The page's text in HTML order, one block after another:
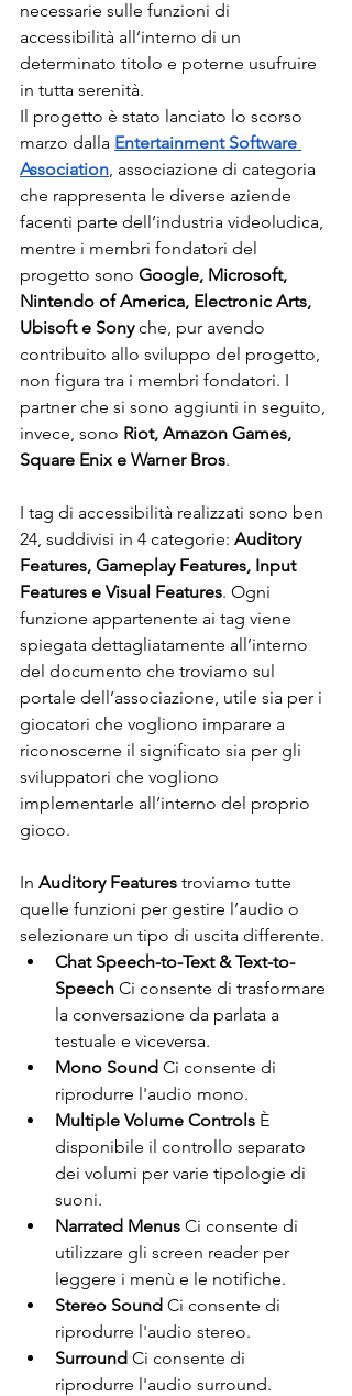
necessarie sulle funzioni di
accessibilità all’interno di un
determinato titolo e poterne usufruire
in tutta serenità.
Il progetto è stato lanciato lo scorso
marzo dalla Entertainment Software
Association , associazione di categoria
che rappresenta le diverse aziende
facenti parte dell’industria videoludica,
mentre i membri fondatori del
progetto sono Google, Microsoft,
Nintendo of America, Electronic Arts,
Ubisoft e Sony che, pur avendo
contribuito allo sviluppo del progetto,
non figura tra i membri fondatori. I
partner che si sono aggiunti in seguito,
invece, sono Riot, Amazon Games,
Square Enix e Warner Bros.
I tag di accessibilità realizzati sono ben
24, suddivisi in 4 categorie: Auditory
Features, Gameplay Features, Input
Features e Visual Features. Ogni
funzione appartenente ai tag viene
spiegata dettagliatamente all’interno
del documento che troviamo sul
portale dell’associazione , utile sia per i
giocatori che vogliono imparare a
riconoscerne il significato sia per gli
sviluppatori che vogliono
implementarle all’interno del proprio
gioco.
In Auditory Features troviamo tutte
quelle funzioni per gestire l’audio o
selezionare un tipo di uscita differente.
Chat Speech-to-Text & Text-to-
Speech Ci consente di trasformare
la conversazione da parlata a
testuale e viceversa.
Mono Sound Ci consente di
riprodurre l'audio mono.
Multiple Volume Controls È
disponibile il controllo separato
dei volumi per varie tipologie di
suoni.
Narrated Menus Ci consente di
utilizzare gli screen reader per
leggere i menù e le notifiche.
Stereo Sound Ci consente di
riprodurre l'audio stereo.
Surround Ci consente di
riprodurre l'audio surround.